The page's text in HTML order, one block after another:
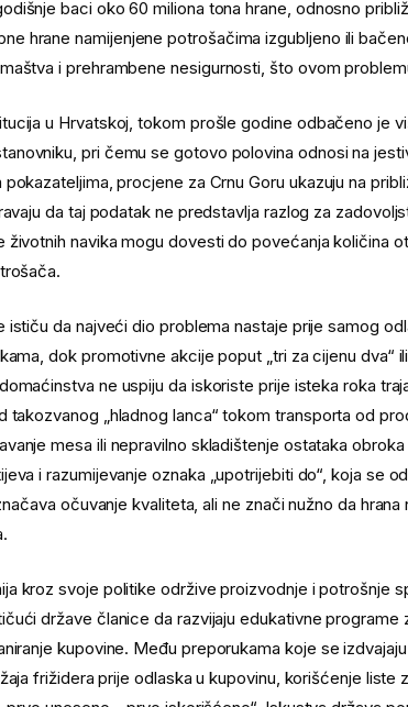
baci oko 60 miliona tona hrane, odnosno
hrane namijenjene potrošačima izgubljeno ili
i prehrambene nesigurnosti, što ovom
u Hrvatskoj, tokom prošle godine odbačeno je
pri čemu se gotovo polovina odnosi na
procjene za Crnu Goru ukazuju na
da taj podatak ne predstavlja razlog za
životnih navika mogu dovesti do povećanja količina
da najveći dio problema nastaje prije samog
dok promotivne akcije poput „tri za cijenu dva“
ne uspiju da iskoriste prije isteka roka
takozvanog „hladnog lanca“ tokom transporta od
mesa ili nepravilno skladištenje ostataka
i razumijevanje oznaka „upotrijebiti do“, koja se
očuvanje kvaliteta, ali ne znači nužno da
kroz svoje politike održive proizvodnje i potrošnje
države članice da razvijaju edukativne programe
kupovine. Među preporukama koje se
frižidera prije odlaska u kupovinu, korišćenje liste